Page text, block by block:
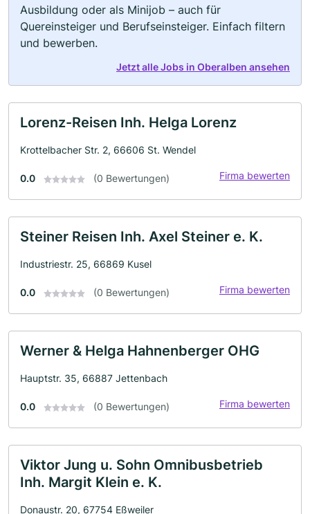
Ausbildung oder als Minijob – auch für
Quereinsteiger und Berufseinsteiger. Einfach filtern
und bewerben.
Jetzt alle Jobs in Oberalben ansehen
Lorenz-Reisen Inh. Helga Lorenz
Krottelbacher Str. 2, 66606 St. Wendel
0.0 (0 Bewertungen) Firma bewerten
Steiner Reisen Inh. Axel Steiner e. K.
Industriestr. 25, 66869 Kusel
0.0 (0 Bewertungen) Firma bewerten
Werner & Helga Hahnenberger OHG
Hauptstr. 35, 66887 Jettenbach
0.0 (0 Bewertungen) Firma bewerten
Viktor Jung u. Sohn Omnibusbetrieb
Inh. Margit Klein e. K.
Donaustr. 20, 67754 Eßweiler